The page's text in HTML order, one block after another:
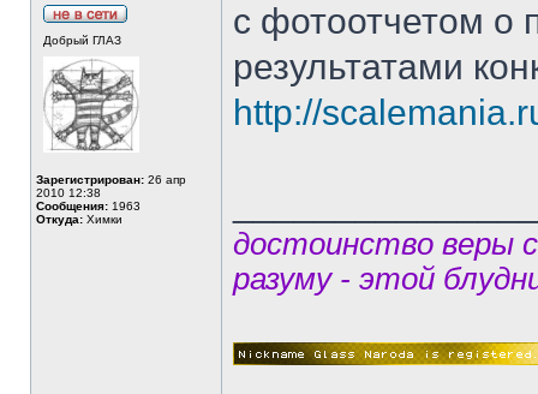
Добрый ГЛАЗ
Зарегистрирован: 26 апр
2010 12:38
Сообщения: 1963
Откуда: Химки
с фотоотчетом о
результатами
http://
достоинство веры
разуму - этой